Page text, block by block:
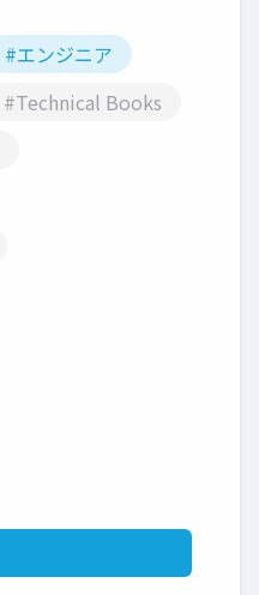
#エンジニア
#Technical Books